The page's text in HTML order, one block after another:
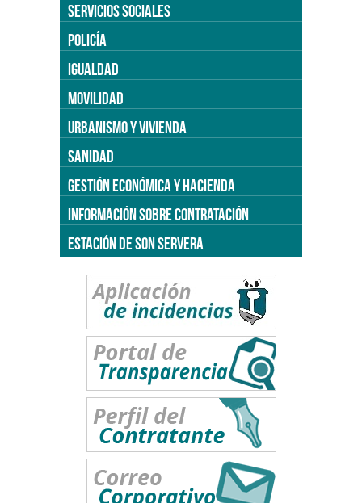
SERVICIOS SOCIALES
POLICÍA
IGUALDAD
MOVILIDAD
URBANISMO Y VIVIENDA
SANIDAD
GESTIÓN ECONÓMICA Y HACIENDA
INFORMACIÓN SOBRE CONTRATACIÓN
ESTACIÓN DE SON SERVERA